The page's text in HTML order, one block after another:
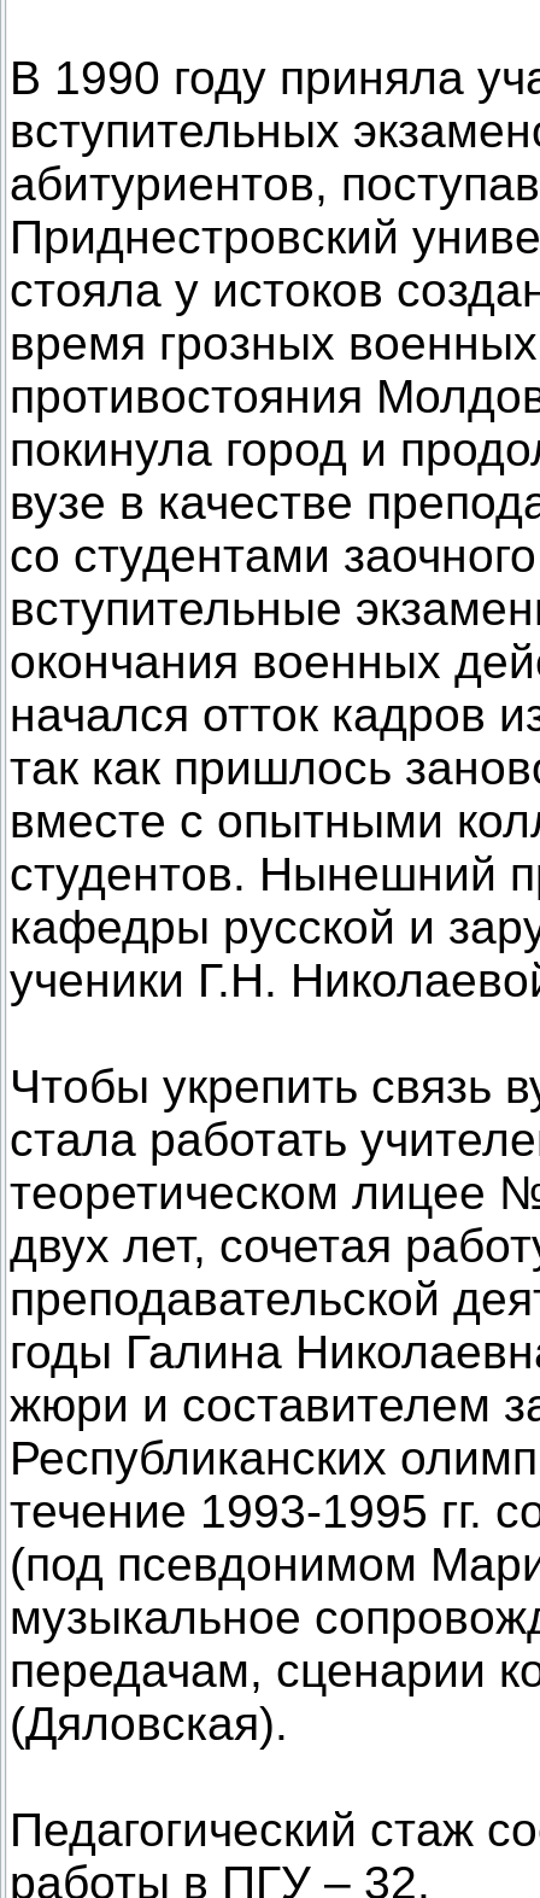
В 1990 году приняла
вступительных
абитуриентов,
Приднестровский
стояла у истоков
время грозных
противостояния
покинула город и
вузе в качестве
со студентами
вступительные
окончания военных
начался отток кадров
так как пришлось
вместе с опытными
студентов. Нынешний
кафедры русской и
ученики Г.Н.
Чтобы укрепить связь
стала работать
теоретическом лицее
двух лет, сочетая
преподавательской
годы Галина
жюри и составителем
Республиканских
течение 1993-1995 гг.
(под псевдонимом
музыкальное
передачам, сценарии
(Дяловская).
Педагогический стаж
работы в ПГУ – 32.